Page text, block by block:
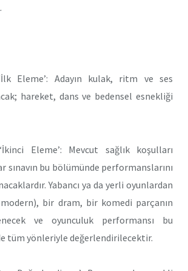
Eleme’: Adayın kulak, ritm ve ses
hareket, dans ve bedensel esnekliği
Eleme’: Mevcut sağlık koşulları
sınavın bu bölümünde performanslarını
Yabancı ya da yerli oyunlardan
bir dram, bir komedi parçanın
ve oyunculuk performansı bu
tüm yönleriyle değerlendirilecektir.